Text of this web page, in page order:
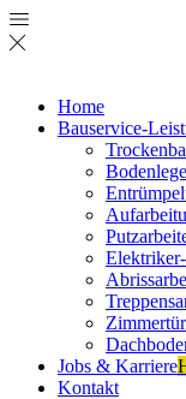
Home
Bauservice-
Jobs & Karriere
Kontakt